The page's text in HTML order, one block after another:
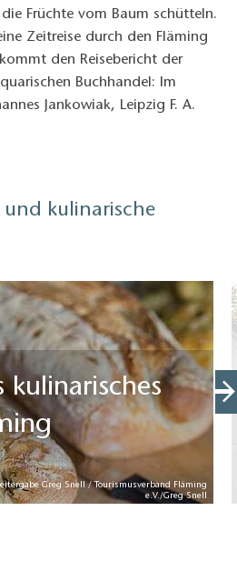
Früchte vom Baum schütteln.
Zeitreise durch den Fläming
den Reisebericht der
Buchhandel: Im
Jankowiak, Leipzig F. A.
und kulinarische
kulinarisches
Greg Snell / Tourismusverband Fläming
e.V./Greg Snell